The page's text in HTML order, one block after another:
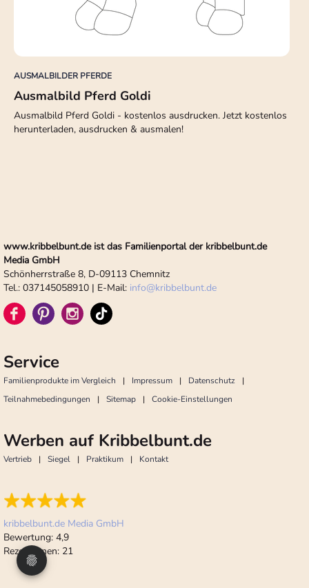
AUSMALBILDER PFERDE
Ausmalbild Pferd Goldi
Ausmalbild Pferd Goldi - kostenlos ausdrucken. Jetzt kostenlos
herunterladen, ausdrucken & ausmalen!
www.kribbelbunt.de ist das Familienportal der kribbelbunt.de
Media GmbH
Schönherrstraße 8, D-09113 Chemnitz
Tel.: 037145058910 | E-Mail: info@kribbelbunt.de
Service
Familienprodukte im Vergleich Impressum
Datenschutz
Teilnahmebedingungen
Sitemap Cookie-Einstellungen
Werben auf Kribbelbunt.de
Vertrieb Siegel Praktikum Kontakt
kribbelbunt.de Media GmbH
Bewertung: 4,9
Rezensionen: 21